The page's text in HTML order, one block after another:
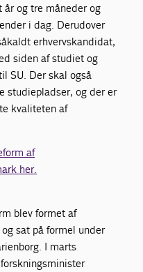
år og tre måneder og
i dag. Derudover
erhvervskandidat,
siden af studiet og
SU. Der skal også
studiepladser, og der er
kvaliteten af
af
her.
blev formet af
sat på formel under
I marts